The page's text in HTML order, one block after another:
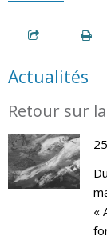
Actualités
Retour sur
«